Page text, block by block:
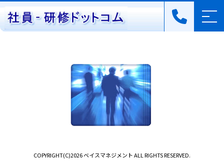
COPYRIGHT(C)2026 ベイスマネジメント ALL RIGHTS RESERVED.